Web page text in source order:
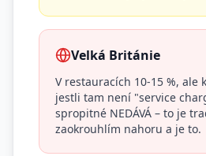
Velká Británie
V restauracích 10-15 %, ale
jestli tam není "service
spropitné NEDÁVÁ – to je
zaokrouhlím nahoru a je to.